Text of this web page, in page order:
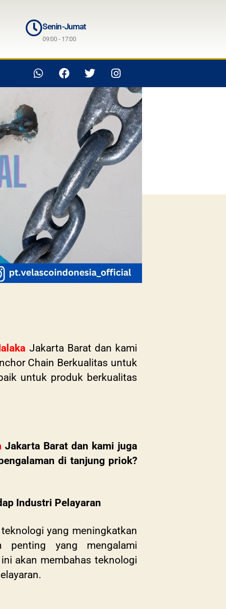
Senin-Jumat
09:00 - 17:00
Jakarta Barat dan kami
Chain Berkualitas untuk
untuk produk berkualitas
Jakarta Barat dan kami juga
di tanjung priok?
Industri Pelayaran
yang meningkatkan
penting yang mengalami
akan membahas teknologi